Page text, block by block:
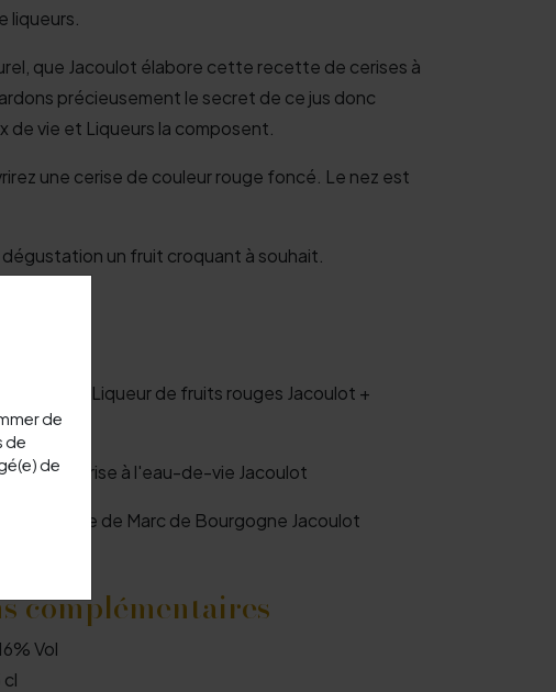
liqueurs.
que Jacoulot élabore cette recette de cerises à
précieusement le secret de ce jus donc
de vie et Liqueurs la composent.
une cerise de couleur rouge foncé. Le nez est
un fruit croquant à souhait.
de-vie + Liqueur de fruits rouges Jacoulot +
cerise à l'eau-de-vie Jacoulot
un verre de Marc de Bourgogne Jacoulot
complémentaires
Vol
cl
de
de
de